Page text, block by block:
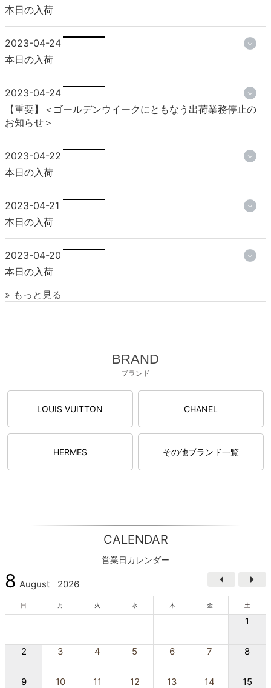
本日の入荷
2023-04-24
本日の入荷
2023-04-24
【重要】＜ゴールデンウイークにともなう出荷業務停止の
お知らせ＞
2023-04-22
本日の入荷
2023-04-21
本日の入荷
2023-04-20
本日の入荷
» もっと見る
BRAND
ブランド
LOUIS VUITTON CHANEL
HERMES その他ブランド一覧
CALENDAR
営業日カレンダー
8 August 2026
日 月 火 水 木 金 土
1
2 3 4 5 6 7 8
9 10 11 12 13 14 15